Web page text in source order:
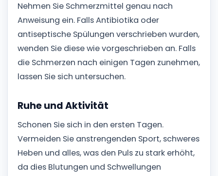
Nehmen Sie Schmerzmittel genau nach
Anweisung ein. Falls Antibiotika oder
antiseptische Spülungen verschrieben wurden,
wenden Sie diese wie vorgeschrieben an. Falls
die Schmerzen nach einigen Tagen zunehmen,
lassen Sie sich untersuchen.
Ruhe und Aktivität
Schonen Sie sich in den ersten Tagen.
Vermeiden Sie anstrengenden Sport, schweres
Heben und alles, was den Puls zu stark erhöht,
da dies Blutungen und Schwellungen